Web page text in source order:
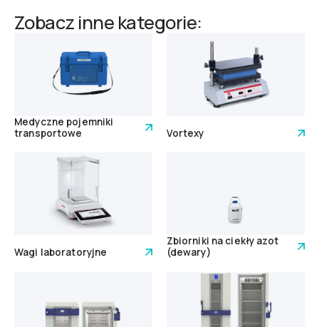
Zobacz inne kategorie:
Medyczne pojemniki
transportowe
Vortexy
Wagi laboratoryjne
Zbiorniki na ciekły azot
(dewary)